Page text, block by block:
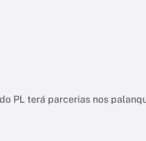
PL terá parcerias nos